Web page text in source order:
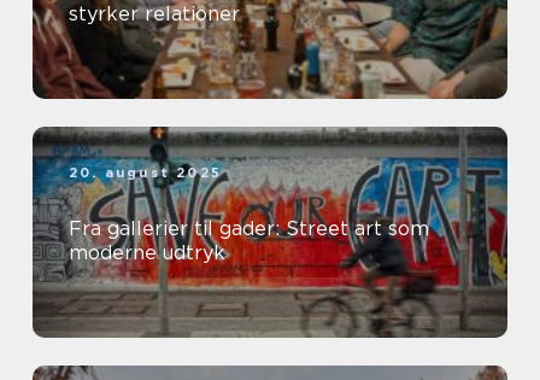
styrker relationer
20. august 2025
Fra gallerier til gader: Street art som
moderne udtryk